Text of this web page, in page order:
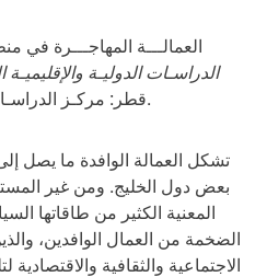
“العمالـــة المهاجـــرة في
الدراسـات الدوليـة والإقليميـة
قطر: مركـز الدراسـات الدوليـة والإقليميـة، ٢٠١١).
بعض دول الخليج. ومن غير
المعنية الكثير من طاقاتها
الضخمة من العمال الوافدين،
الاجتماعية والثقافية